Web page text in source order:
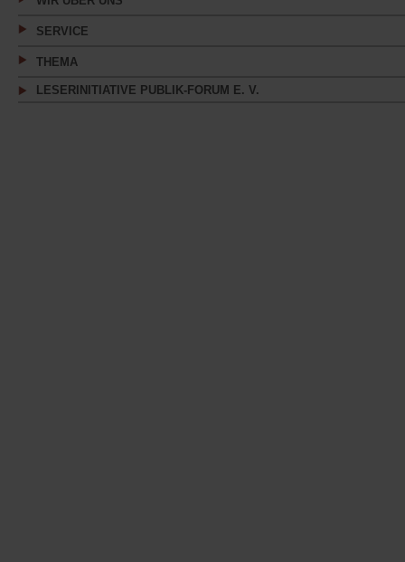
SERVICE
THEMA
LESERINITIATIVE PUBLIK-FORUM E. V.